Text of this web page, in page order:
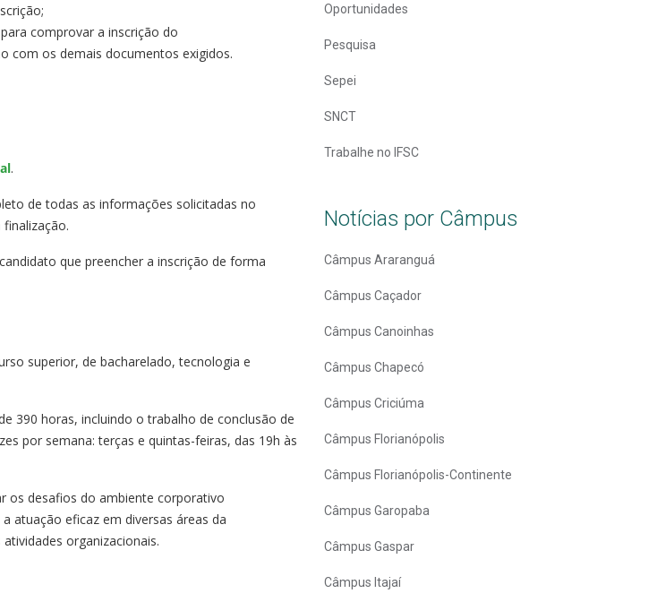
comprovar a inscrição do
com os demais documentos exigidos.
.
de todas as informações solicitadas no
que preencher a inscrição de forma
superior, de bacharelado, tecnologia e
390 horas, incluindo o trabalho de conclusão de
por semana: terças e quintas-feiras, das 19h às
os desafios do ambiente corporativo
atuação eficaz em diversas áreas da
organizacionais.
Oportunidades
Pesquisa
Sepei
SNCT
Trabalhe no IFSC
Notícias por Câmpus
Câmpus Araranguá
Câmpus Caçador
Câmpus Canoinhas
Câmpus Chapecó
Câmpus Criciúma
Câmpus Florianópolis
Câmpus Florianópolis-Continente
Câmpus Garopaba
Câmpus Gaspar
Câmpus Itajaí